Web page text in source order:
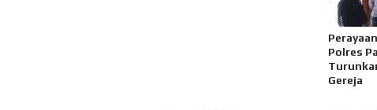
Polres
Gereja